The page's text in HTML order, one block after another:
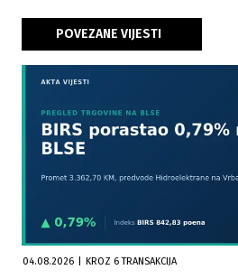
POVEZANE VIJESTI
04.08.2026 KROZ 6 TRANSAKCIJA